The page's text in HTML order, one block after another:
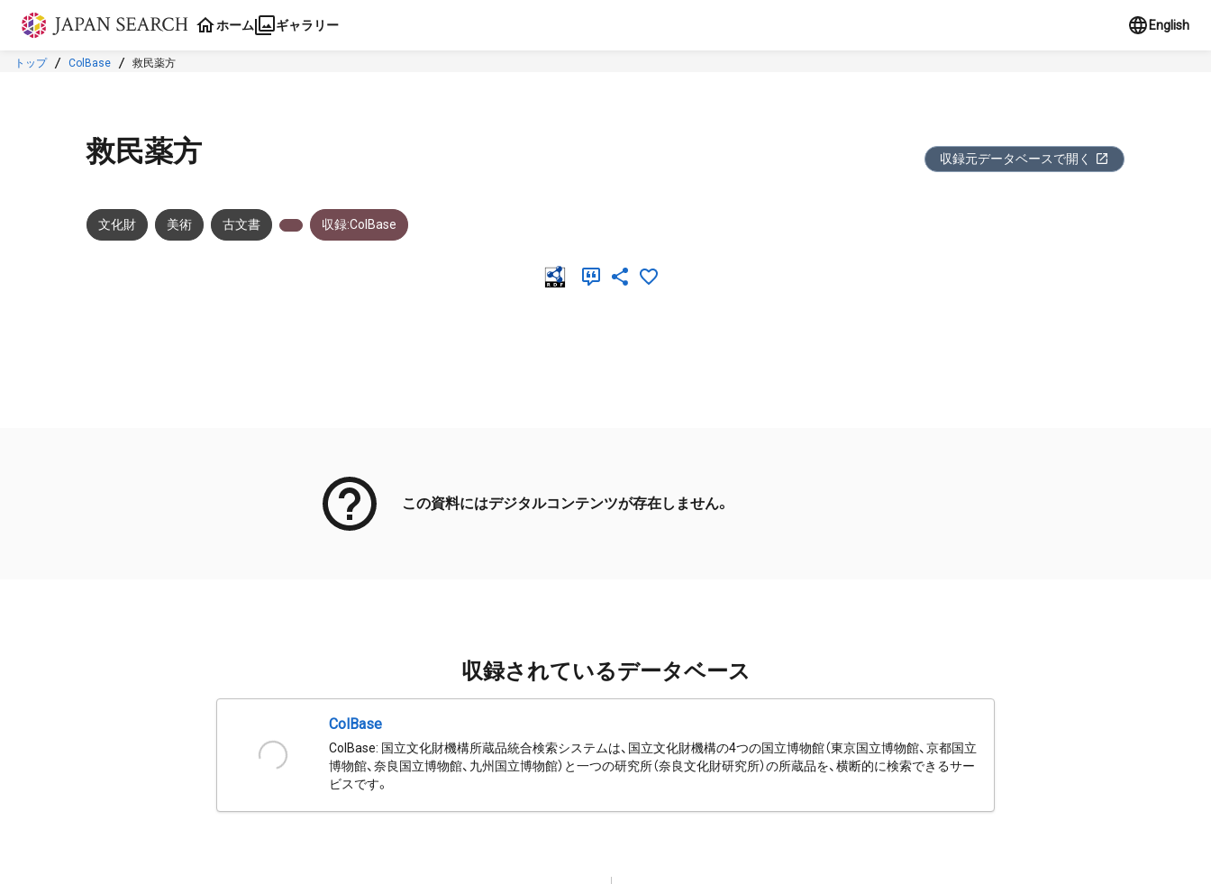
本文に飛ぶ
ホーム ギャラリー English
トップ ColBase 救民薬方
救民薬方 収録元データベースで開く
文化財 美術 古文書 収録:ColBase
この資料にはデジタルコンテンツが存在しません。
収録されているデータベース
ColBase
ColBase: 国立文化財機構所蔵品統合検索システムは、国立文化財機構の4つの国立博物館（東京国立博物館、京都国立
博物館、奈良国立博物館、九州国立博物館）と一つの研究所（奈良文化財研究所）の所蔵品を、横断的に検索できるサー
ビスです。